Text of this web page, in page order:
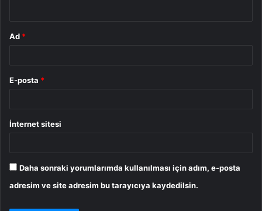
Ad *
E-posta *
İnternet sitesi
Daha sonraki yorumlarımda kullanılması için adım, e-posta
adresim ve site adresim bu tarayıcıya kaydedilsin.